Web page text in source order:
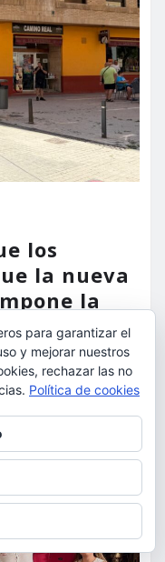
los
la nueva
la
Sánchez
para garantizar el
y mejorar nuestros
rechazar las no
Política de cookies
gestionar las cookies,